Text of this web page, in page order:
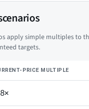
apply simple multiples to
targets.
PRICE MULTIPLE